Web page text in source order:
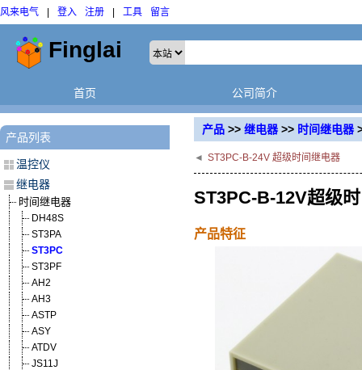
风来电气 登入 注册 工具 留言
首页 公司简介
产品 >> 继电器>> 时间继电器
◄ ST3PC-B-24V 超级时间继电器
ST3PC-B-12V超级
产品特征
产品列表
温控仪
继电器
时间继电器
DH48S
ST3PA
ST3PC
ST3PF
AH2
AH3
ASTP
ASY
ATDV
JS11J